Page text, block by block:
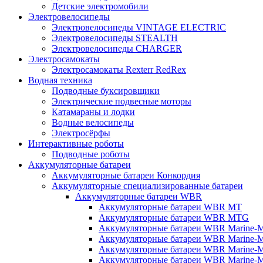
Детские электромобили
Электровелосипеды
Электровелосипеды VINTAGE ELECTRIC
Электровелосипеды STEALTH
Электровелосипеды CHARGER
Электросамокаты
Электросамокаты Rexterr RedRex
Водная техника
Подводные буксировщики
Электрические подвесные моторы
Катамараны и лодки
Водные велосипеды
Электросёрфы
Интерактивные роботы
Подводные роботы
Аккумуляторные батареи
Аккумуляторные батареи Конкордия
Аккумуляторные специализированные батареи
Аккумуляторные батареи WBR
Аккумуляторные батареи WBR MT
Аккумуляторные батареи WBR MTG
Аккумуляторные батареи WBR Marine-
Аккумуляторные батареи WBR Marine-
Аккумуляторные батареи WBR Marine-
Аккумуляторные батареи WBR Marine-